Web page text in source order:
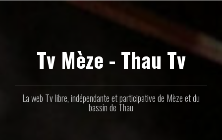
Tv Mèze - Thau Tv
La web Tv libre, indépendante et participative de Mèze et du
bassin de Thau